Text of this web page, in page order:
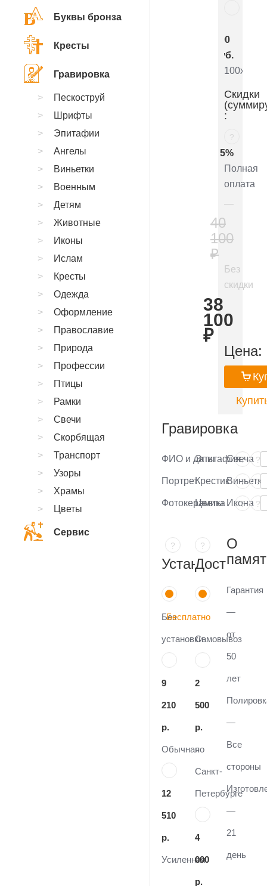
000
руб.
100x50x8
Скидки
:
?
5%
Полная
оплата
40
100
₽
Без
скидки
38
100
₽
Цена:
Гравировка
ФИО и даты ?
Портрет ?
Фотокерамика ?
Эпитафия ?
Крестик ?
Цветы ?
Свеча
Виньетка
Икона
?
Установка
Без
установки
9
210
р.
Обычная
12
510
р.
Усиленная
?
Доставка
Бесплатно
Самовывоз
2
500
р.
по
Санкт-
Петербурге
4
000
р.
О
Гарантия
—
от
50
лет
—
Все
стороны
—
21
день
Буквы бронза
Кресты
Гравировка
Пескоструй
Шрифты
Эпитафии
Ангелы
Виньетки
Военным
Детям
Животные
Иконы
Ислам
Кресты
Одежда
Оформление
Православие
Природа
Профессии
Птицы
Рамки
Свечи
Скорбящая
Транспорт
Узоры
Храмы
Цветы
Сервис